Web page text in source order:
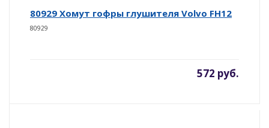
80929 Хомут гофры глушителя Volvo FH12
80929
572 руб.